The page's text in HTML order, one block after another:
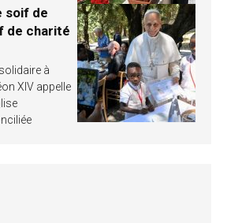
soif de
de charité
à
XIV appelle